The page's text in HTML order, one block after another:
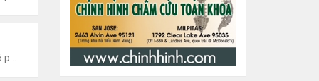
Tức Văn Nghệ Hải Ngoại